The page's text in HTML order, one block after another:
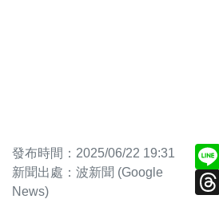
發布時間：2025/06/22 19:31
新聞出處：波新聞 (Google
News)